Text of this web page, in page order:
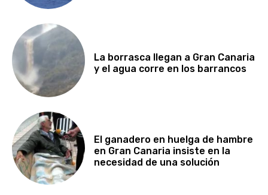
La borrasca llegan a Gran Canaria
y el agua corre en los barrancos
El ganadero en huelga de hambre
en Gran Canaria insiste en la
necesidad de una solución